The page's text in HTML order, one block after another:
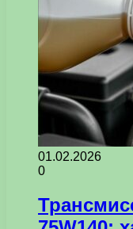
01.02.2026
0